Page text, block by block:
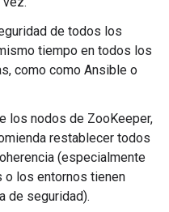
de todos los
tiempo en todos los
como como Ansible o
los nodos de ZooKeeper,
restablecer todos
(especialmente
o los entornos tienen
de seguridad).